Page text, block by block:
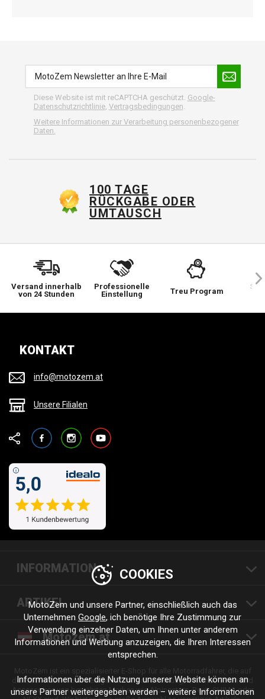
Diese Website ist mit reCAPTCHA geschützt. Google-
Datenschutzrichtlinie, Vertragsbedingungen
Weitere Informationen zur Verarbeitung personenbezogener
Daten.
100 TAGE
RÜCKGABE ODER
UMTAUSCH
Versand innerhalb
von 24 Stunden
Professionelle
Einstellung
Treu Program
Sie
KONTAKT
info@motozem.at
Unsere Filialen
FacebookInstagramYouTube
INFORMATION
ARTIKEL
Motozem.at
der Suche nach hochwertiger Motorradbekleidung, Zubehör, Teilen und
Accessoires von bewährten Marken wie Alpinestars, Revit, SHIMA oder
COOKIES
MotoZem und unsere Partner, einschließlich auch das
Unternehmen Google, ich benötige Ihre Zustimmung zur
Verwendung einzelner Daten, um Ihnen unter anderem
Informationen und Werbung anzuzeigen, die Ihren Interessen
entsprechen.
Informationen über die Nutzung unserer Website können an
unsere Partner weitergegeben werden – weitere Informationen